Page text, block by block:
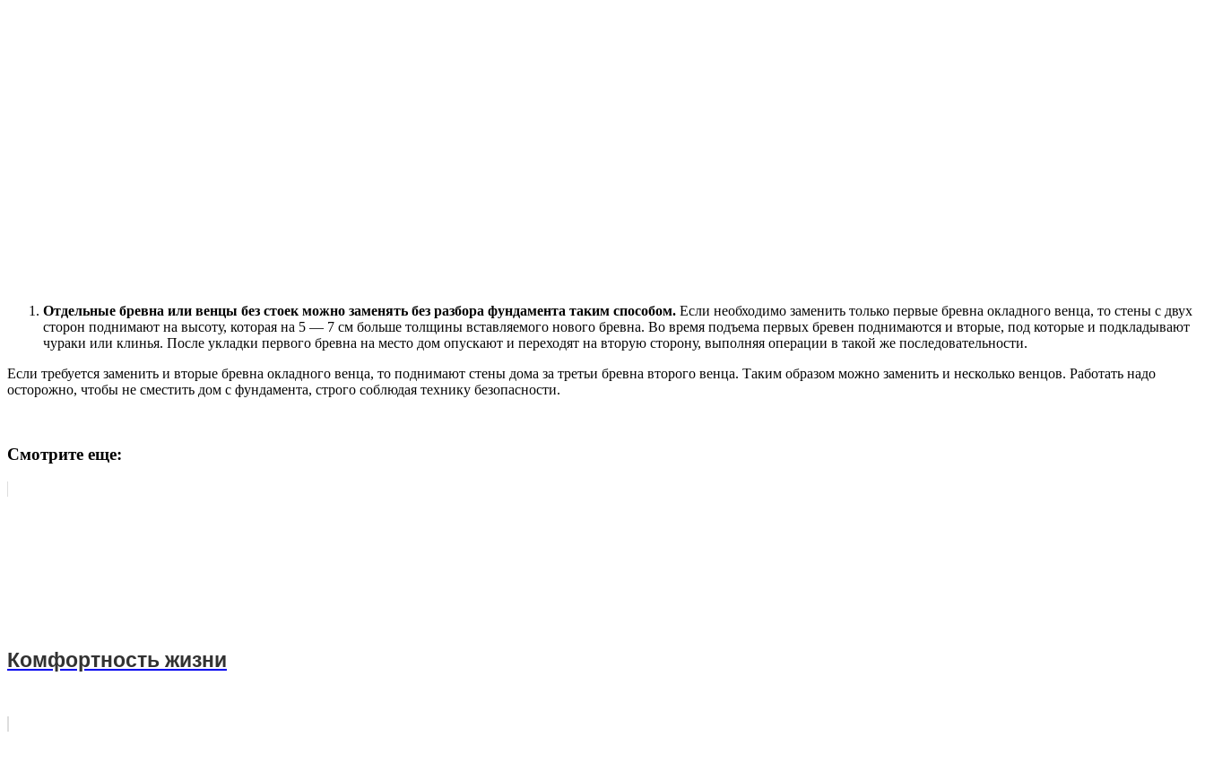
Отдельные бревна или венцы без стоек можно заменять без разбора фундамента таким способом. Если необходимо заменить только первые бревна окладного венца, то стены с двух
сторон поднимают на высоту, которая на 5 — 7 см больше толщины вставляемого нового бревна. Во время подъема первых бревен поднимаются и вторые, под которые и подкладывают
чураки или клинья. После укладки первого бревна на место дом опускают и переходят на вторую сторону, выполняя операции в такой же последовательности.
Если требуется заменить и вторые бревна окладного венца, то поднимают стены дома за третьи бревна второго венца. Таким образом можно заменить и несколько венцов. Работать надо
осторожно, чтобы не сместить дом с фундамента, строго соблюдая технику безопасности.
Смотрите еще:
Комфортность жизни